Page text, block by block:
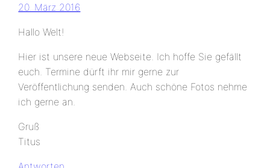
20. März 2016
Hallo Welt!
Hier ist unsere neue Webseite. Ich hoffe Sie gefällt
euch. Termine dürft ihr mir gerne zur
Veröffentlichung senden. Auch schöne Fotos nehme
ich gerne an.
Gruß
Titus